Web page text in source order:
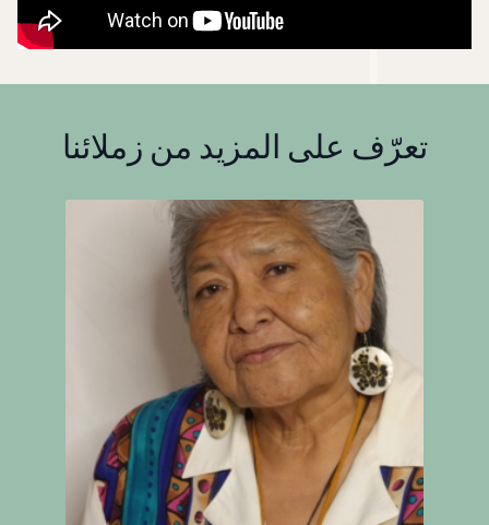
تعرّف على المزيد من زملائنا